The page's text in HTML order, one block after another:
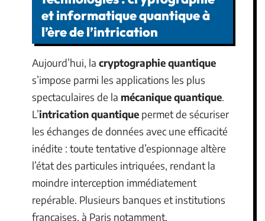
Vers de nouvelles
technologies : cryptographie
et informatique quantique à
l’ère de l’intrication
Aujourd’hui, lacryptographie quantique
s’impose parmi les applications les plus